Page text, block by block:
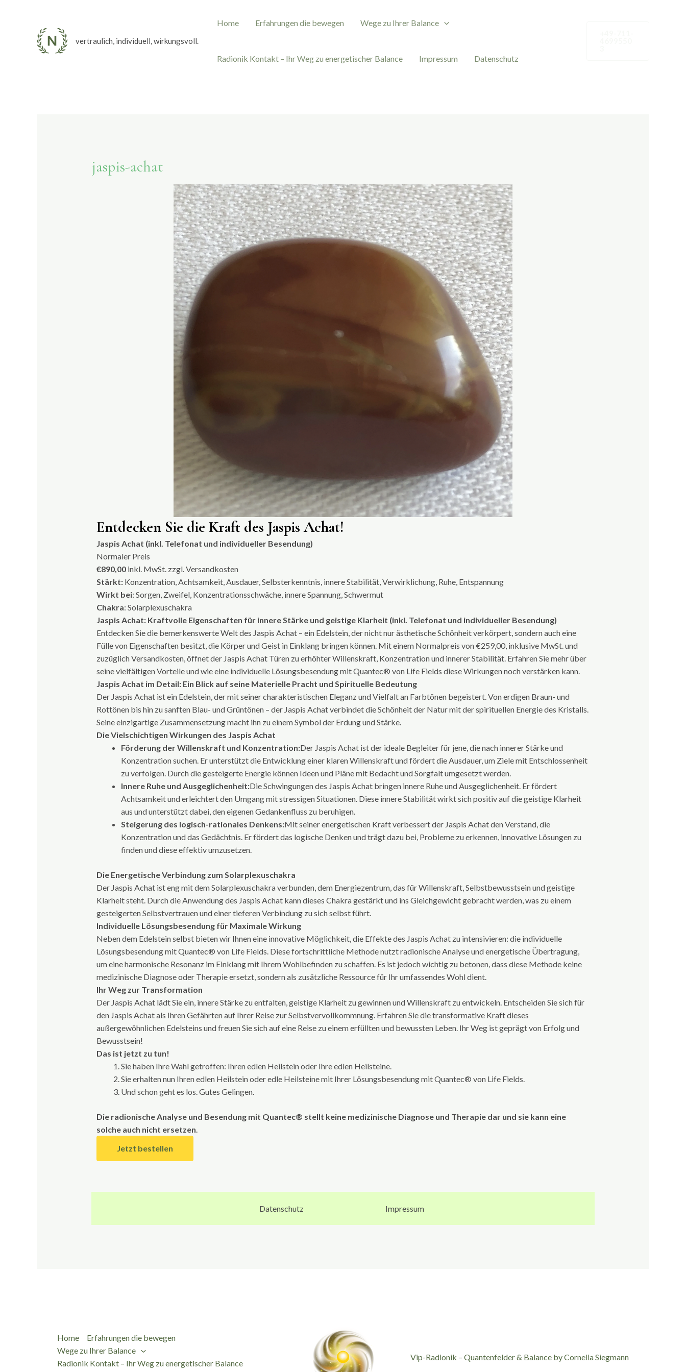
vertraulich, individuell, wirkungsvoll.
Home Erfahrungen die bewegen Wege zu Ihrer Balance
Radionik Kontakt – Ihr Weg zu energetischer Balance Impressum Datenschutz
jaspis-achat
Entdecken Sie die Kraft des Jaspis Achat!
Jaspis Achat (inkl. Telefonat und individueller Besendung)
Normaler Preis
€890,00 inkl. MwSt. zzgl.Versandkosten
Stärkt:Konzentration, Achtsamkeit, Ausdauer, Selbsterkenntnis, innere Stabilität, Verwirklichung, Ruhe, Entspannung
Wirkt bei: Sorgen, Zweifel, Konzentrationsschwäche, innere Spannung, Schwermut
Chakra: Solarplexuschakra
Jaspis Achat: Kraftvolle Eigenschaften für innere Stärke und geistige Klarheit (inkl. Telefonat und individueller Besendung)
Entdecken Sie die bemerkenswerte Welt des Jaspis Achat – ein Edelstein, der nicht nur ästhetische Schönheit verkörpert, sondern auch eine
Fülle von Eigenschaften besitzt, die Körper und Geist in Einklang bringen können. Mit einem Normalpreis von €259,00, inklusive MwSt. und
zuzüglich Versandkosten, öffnet der Jaspis Achat Türen zu erhöhter Willenskraft, Konzentration und innerer Stabilität. Erfahren Sie mehr über
seine vielfältigen Vorteile und wie eine individuelle Lösungsbesendung mit Quantec® von Life Fields diese Wirkungen noch verstärken kann.
Jaspis Achat im Detail: Ein Blick auf seine Materielle Pracht und Spirituelle Bedeutung
Der Jaspis Achat ist ein Edelstein, der mit seiner charakteristischen Eleganz und Vielfalt an Farbtönen begeistert. Von erdigen Braun- und
Rottönen bis hin zu sanften Blau- und Grüntönen – der Jaspis Achat verbindet die Schönheit der Natur mit der spirituellen Energie des Kristalls.
Seine einzigartige Zusammensetzung macht ihn zu einem Symbol der Erdung und Stärke.
Die Vielschichtigen Wirkungen des Jaspis Achat
Förderung der Willenskraft und Konzentration:Der Jaspis Achat ist der ideale Begleiter für jene, die nach innerer Stärke und
Konzentration suchen. Er unterstützt die Entwicklung einer klaren Willenskraft und fördert die Ausdauer, um Ziele mit Entschlossenheit
zu verfolgen. Durch die gesteigerte Energie können Ideen und Pläne mit Bedacht und Sorgfalt umgesetzt werden.
Innere Ruhe und Ausgeglichenheit:Die Schwingungen des Jaspis Achat bringen innere Ruhe und Ausgeglichenheit. Er fördert
Achtsamkeit und erleichtert den Umgang mit stressigen Situationen. Diese innere Stabilität wirkt sich positiv auf die geistige Klarheit
aus und unterstützt dabei, den eigenen Gedankenfluss zu beruhigen.
Steigerung des logisch-rationales Denkens:Mit seiner energetischen Kraft verbessert der Jaspis Achat den Verstand, die
Konzentration und das Gedächtnis. Er fördert das logische Denken und trägt dazu bei, Probleme zu erkennen, innovative Lösungen zu
finden und diese effektiv umzusetzen.
Die Energetische Verbindung zum Solarplexuschakra
Der Jaspis Achat ist eng mit dem Solarplexuschakra verbunden, dem Energiezentrum, das für Willenskraft, Selbstbewusstsein und geistige
Klarheit steht. Durch die Anwendung des Jaspis Achat kann dieses Chakra gestärkt und ins Gleichgewicht gebracht werden, was zu einem
gesteigerten Selbstvertrauen und einer tieferen Verbindung zu sich selbst führt.
Individuelle Lösungsbesendung für Maximale Wirkung
Neben dem Edelstein selbst bieten wir Ihnen eine innovative Möglichkeit, die Effekte des Jaspis Achat zu intensivieren: die individuelle
Lösungsbesendung mit Quantec® von Life Fields. Diese fortschrittliche Methode nutzt radionische Analyse und energetische Übertragung,
um eine harmonische Resonanz im Einklang mit Ihrem Wohlbefinden zu schaffen. Es ist jedoch wichtig zu betonen, dass diese Methode keine
medizinische Diagnose oder Therapie ersetzt, sondern als zusätzliche Ressource für Ihr umfassendes Wohl dient.
Ihr Weg zur Transformation
Der Jaspis Achat lädt Sie ein, innere Stärke zu entfalten, geistige Klarheit zu gewinnen und Willenskraft zu entwickeln. Entscheiden Sie sich für
den Jaspis Achat als Ihren Gefährten auf Ihrer Reise zur Selbstvervollkommnung. Erfahren Sie die transformative Kraft dieses
außergewöhnlichen Edelsteins und freuen Sie sich auf eine Reise zu einem erfüllten und bewussten Leben. Ihr Weg ist geprägt von Erfolg und
Bewusstsein!
Das ist jetzt zu tun!
Sie haben Ihre Wahl getroffen: Ihren edlen Heilstein oder Ihre edlen Heilsteine.
Sie erhalten nun Ihren edlen Heilstein oder edle Heilsteine mit Ihrer Lösungsbesendung mit Quantec® von Life Fields.
Und schon geht es los. Gutes Gelingen.
Die radionische Analyse und Besendung mit Quantec® stellt keine medizinische Diagnose und Therapie dar und sie kann eine
solche auch nicht ersetzen.
Jetzt bestellen
Datenschutz Impressum
Home
Erfahrungen die bewegen
Wege zu Ihrer Balance
Radionik Kontakt – Ihr Weg zu energetischer Balance
Vip-Radionik – Quantenfelder & Balance by Cornelia Siegmann